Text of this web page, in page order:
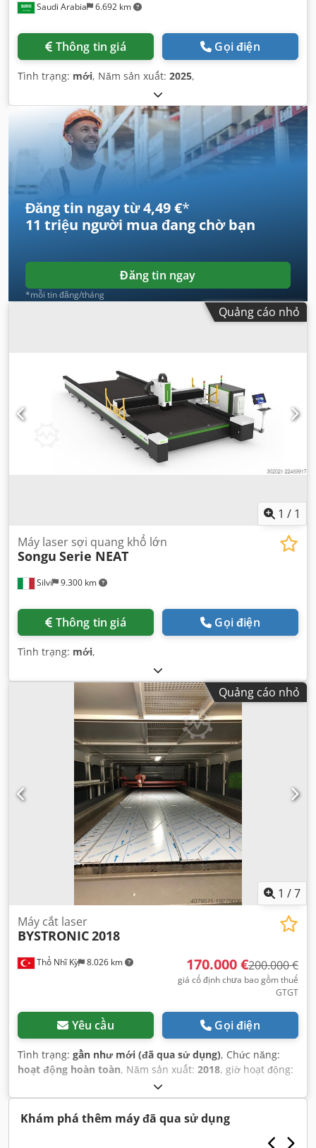
Saudi Arabia 6.692 km
Thông tin giá Gọi điện
Tình trạng: mới, Năm sản xuất: 2025,
Đăng tin ngay từ 4,49 €*
11 triệu người mua đang chờ bạn
Đăng tin ngay
*mỗi tin đăng/tháng
Quảng cáo nhỏ
1 / 1
Silvi 9.300 km
Máy laser sợi quang khổ lớn
Songu Serie NEAT
Thông tin giá Gọi điện
Tình trạng: mới,
Quảng cáo nhỏ
1 /7
Thổ Nhĩ Kỳ 8.026 km
Máy cắt laser
BYSTRONIC2018
170.000 €200.000 €
giá cố định chưa bao gồm thuế
GTGT
Yêu cầu Gọi điện
Tình trạng: gần như mới (đã qua sử dụng), Chức năng:
hoạt động hoàn toàn, Năm sản xuất: 2018, giờ hoạt động:
, giờ hoạt động laser:5.666 h
W, độ dày tấm (tối đa):25 mm, độ dày tấm thép (tối đa):25
mm, độ dày tấm nhôm (tối đa):30 mm , độ dày tấm đồng
thau (tối đa):
, độ dày tấm đồng (tối đa):
0,05 mm, độ
Khám phá thêm máy đã qua sử dụng